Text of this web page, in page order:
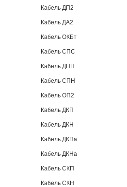
Кабель ДП2
Кабель ДА2
Кабель ОКБт
Кабель СПС
Кабель ДПН
Кабель СПН
Кабель ОП2
Кабель ДКП
Кабель ДКН
Кабель ДКПа
Кабель ДКНа
Кабель СКП
Кабель СКН